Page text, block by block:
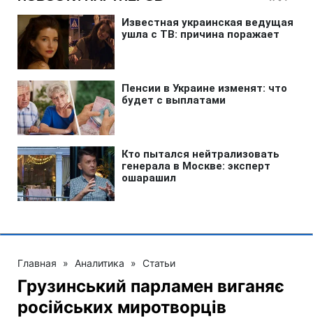
Главная » Аналитика » Статьи
Грузинський парламен виганяє
російських миротворців